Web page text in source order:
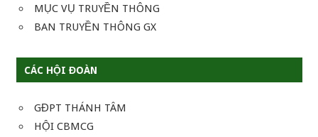
MỤC VỤ TRUYỀN THÔNG
BAN TRUYỀN THÔNG GX
CÁC HỘI ĐOÀN
GĐPT THÁNH TÂM
HỘI CBMCG